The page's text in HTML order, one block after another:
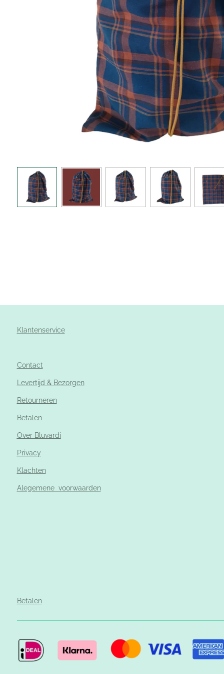
Klantenservice
Contact
Levertijd & Bezorgen
Retourneren
Betalen
Over Bluvardi
Privacy
Klachten
Alegemene voorwaarden
Betalen